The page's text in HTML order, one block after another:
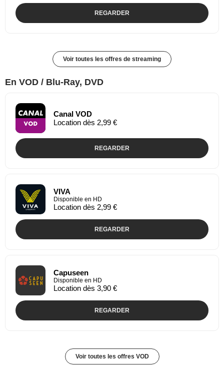
REGARDER
Voir toutes les offres de streaming
En VOD / Blu-Ray, DVD
Canal VOD
Location dès 2,99 €
REGARDER
VIVA
Disponible en HD
Location dès 2,99 €
REGARDER
Capuseen
Disponible en HD
Location dès 3,90 €
REGARDER
Voir toutes les offres VOD